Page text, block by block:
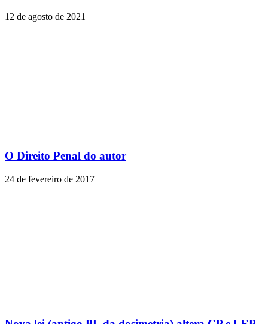
12 de agosto de 2021
O Direito Penal do autor
24 de fevereiro de 2017